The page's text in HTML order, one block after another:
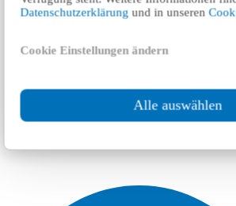
Datenschutzerklärung und in unseren
Cookie Einstellungen ändern
Alle auswählen